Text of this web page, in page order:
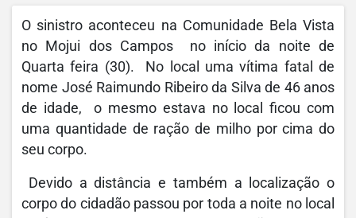
O sinistro aconteceu na Comunidade Bela Vista
no Mojui dos Campos no início da noite de
Quarta feira (30). No local uma vítima fatal de
nome José Raimundo Ribeiro da Silva de 46 anos
de idade, o mesmo estava no local ficou com
uma quantidade de ração de milho por cima do
seu corpo.
Devido a distância e também a localização o
corpo do cidadão passou por toda a noite no local